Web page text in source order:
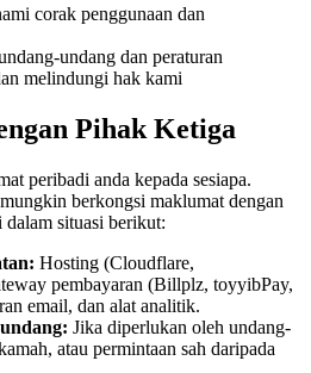
corak penggunaan dan
undang dan peraturan
melindungi hak kami
Pihak Ketiga
peribadi anda kepada sesiapa.
berkongsi maklumat dengan
situasi berikut:
Hosting (Cloudflare,
pembayaran (Billplz, toyyibPay,
email, dan alat analitik.
Jika diperlukan oleh undang-
atau permintaan sah daripada